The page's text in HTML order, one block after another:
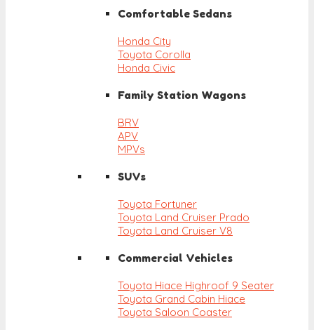
Comfortable Sedans
Honda City
Toyota Corolla
Honda Civic
Family Station Wagons
BRV
APV
MPVs
SUVs
Toyota Fortuner
Toyota Land Cruiser Prado
Toyota Land Cruiser V8
Commercial Vehicles
Toyota Hiace Highroof 9 Seater
Toyota Grand Cabin Hiace
Toyota Saloon Coaster